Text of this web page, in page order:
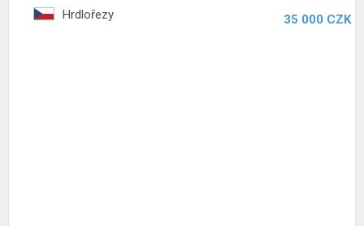
Hrdlořezy 35 000 CZK